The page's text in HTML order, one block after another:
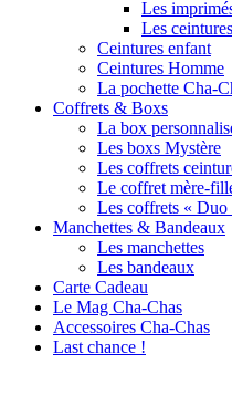
Les
Les
Ceintures enfant
Ceintures Homme
La pochette Cha-
Coffrets & Boxs
La box
Les boxs Mystère
Les coffrets
Le coffret mère-
Les coffrets «
Manchettes & Bandeaux
Les manchettes
Les bandeaux
Carte Cadeau
Le Mag Cha-Chas
Accessoires Cha-Chas
Last chance !